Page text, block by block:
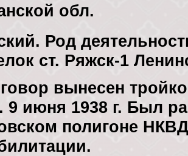
обл.
Род
ст. Ряжск-1
вынесен
9 июня 1938 г. Был
полигоне